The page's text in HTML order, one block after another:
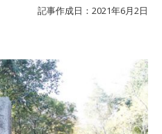
記事作成日：2021年6月2日